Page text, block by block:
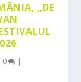
„DE
0 |